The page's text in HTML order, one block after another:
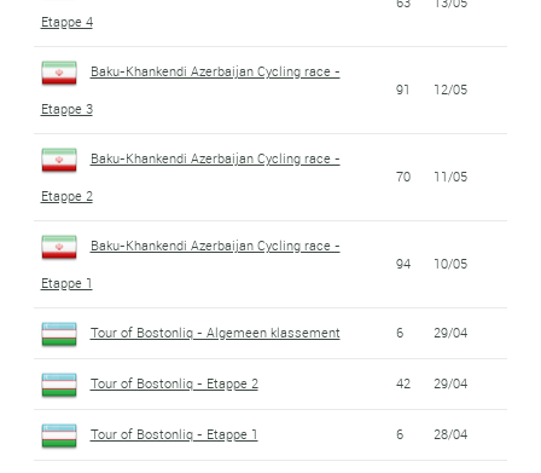
Etappe 4
Baku-Khankendi Azerbaijan Cycling race -
Etappe 3
91 12/05
Baku-Khankendi Azerbaijan Cycling race -
Etappe 2
70 11/05
Baku-Khankendi Azerbaijan Cycling race -
Etappe 1
94 10/05
Tour of Bostonliq - Algemeen klassement 6 29/04
Tour of Bostonliq - Etappe 2 42 29/04
Tour of Bostonliq - Etappe 1 6 28/04